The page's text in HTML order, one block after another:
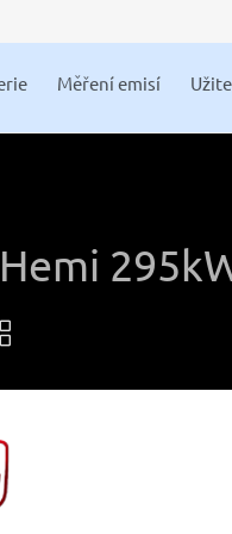
Měření emisí